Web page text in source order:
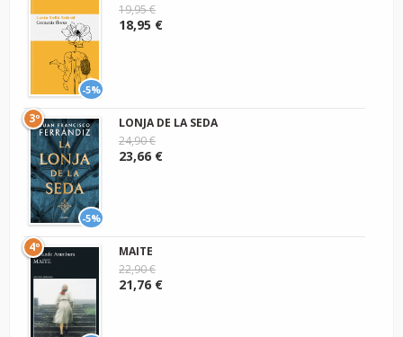
-5%
19,95 €
18,95 €
-5%
3º
LONJA DE LA SEDA
24,90 €
23,66 €
4º
MAITE
22,90 €
21,76 €